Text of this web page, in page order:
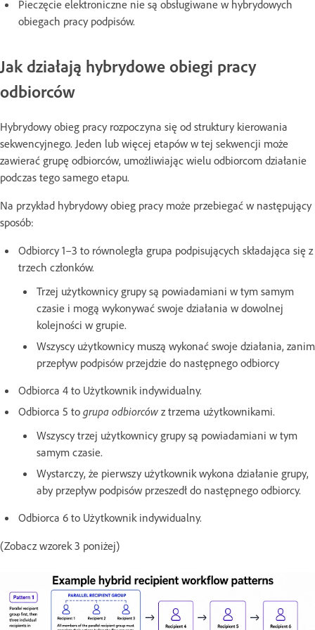
Pieczęcie elektroniczne nie są obsługiwane w hybrydowych
obiegach pracy podpisów.
Jak działają hybrydowe obiegi pracy
odbiorców
Hybrydowy obieg pracy rozpoczyna się od struktury kierowania
sekwencyjnego. Jeden lub więcej etapów w tej sekwencji może
zawierać grupę odbiorców, umożliwiając wielu odbiorcom działanie
podczas tego samego etapu.
Na przykład hybrydowy obieg pracy może przebiegać w następujący
sposób:
Odbiorcy 1–3 to równoległa grupa podpisujących składająca się z
trzech członków.
Trzej użytkownicy grupy są powiadamiani w tym samym
czasie i mogą wykonywać swoje działania w dowolnej
kolejności w grupie.
Wszyscy użytkownicy muszą wykonać swoje działania, zanim
przepływ podpisów przejdzie do następnego odbiorcy
Odbiorca 4 to Użytkownik indywidualny.
Odbiorca 5 to grupa odbiorców z trzema użytkownikami.
Wszyscy trzej użytkownicy grupy są powiadamiani w tym
samym czasie.
Wystarczy, że pierwszy użytkownik wykona działanie grupy,
aby przepływ podpisów przeszedł do następnego odbiorcy.
Odbiorca 6 to Użytkownik indywidualny.
(Zobacz wzorek 3 poniżej)